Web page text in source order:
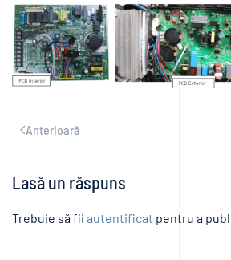
Anterioară
Lasă un răspuns
Trebuie să fii autentificat pentru a